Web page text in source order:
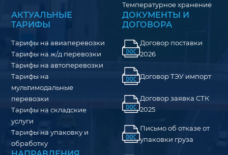
Температурное хранение
АКТУАЛЬНЫЕ
ТАРИФЫ
Тарифы на авиаперевозки
Тарифы на ж/д перевозки
Тарифы на автоперевозки
Тарифы на
мультимодальные
перевозки
Тарифы на складские
услуги
Тарифы на упаковку и
обработку
ДОКУМЕНТЫ И
ДОГОВОРА
Договор поставки
2026
Договор ТЭУ импорт
Договор заявка СТК
2025
Письмо об отказе от
упаковки груза